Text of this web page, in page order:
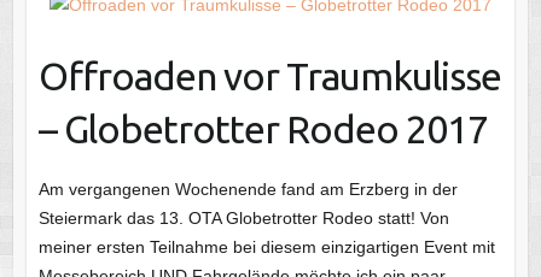
Offroaden vor Traumkulisse
– Globetrotter Rodeo 2017
Am vergangenen Wochenende fand am Erzberg in der
Steiermark das 13. OTA Globetrotter Rodeo statt! Von
meiner ersten Teilnahme bei diesem einzigartigen Event mit